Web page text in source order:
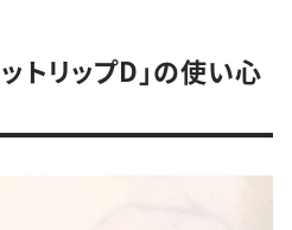
トリップD」の使い心